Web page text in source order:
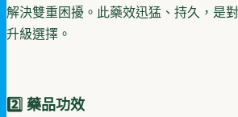
解決雙重困擾。此藥效迅猛、持久，是
升級選擇。
2️⃣ 藥品功效